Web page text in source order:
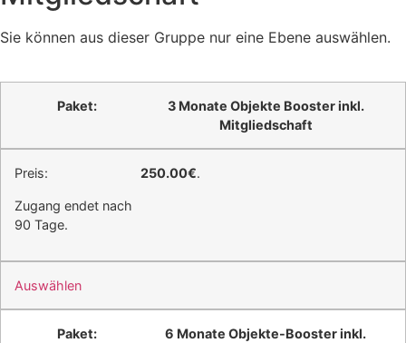
Sie können aus dieser Gruppe nur eine Ebene auswählen.
3 Monate Objekte Booster inkl.
Mitgliedschaft
250.00€.
Zugang endet nach
90 Tage.
Auswählen
6 Monate Objekte-Booster inkl.